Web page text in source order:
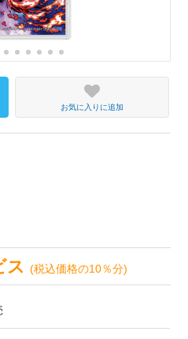
お気に入りに追加
ス(税込価格の10％分)